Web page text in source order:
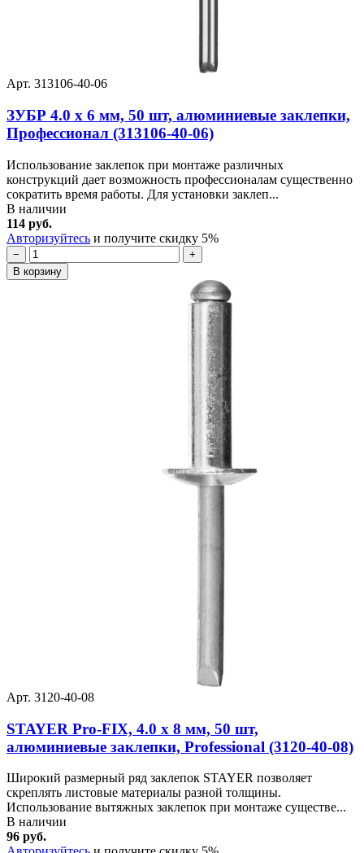
Арт. 313106-40-06
ЗУБР 4.0 x 6 мм, 50 шт, алюминиевые заклепки,
Профессионал (313106-40-06)
Использование заклепок при монтаже различных
конструкций дает возможность профессионалам существенно
сократить время работы. Для установки заклеп...
В наличии
114 руб.
Авторизуйтесь и получите скидку 5%
−
+
В корзину
Арт. 3120-40-08
STAYER Pro-FIX, 4.0 х 8 мм, 50 шт,
алюминиевые заклепки, Professional (3120-40-08)
Широкий размерный ряд заклепок STAYER позволяет
скреплять листовые материалы разной толщины.
Использование вытяжных заклепок при монтаже существе...
В наличии
96 руб.